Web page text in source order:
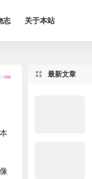
志 关于本站
最新文章